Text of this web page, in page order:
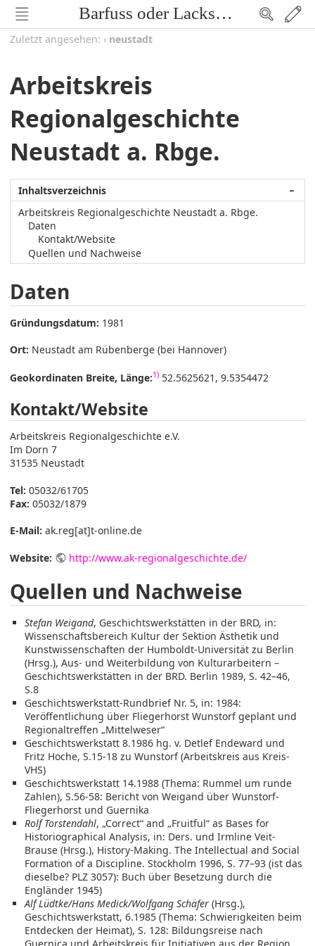
Barfuss oder Lackschuh
Zuletzt angesehen: › neustadt
Arbeitskreis
Regionalgeschichte
Neustadt a. Rbge.
−
Inhaltsverzeichnis
Arbeitskreis Regionalgeschichte Neustadt a. Rbge.
Daten
Kontakt/Website
Quellen und Nachweise
Daten
Gründungsdatum: 1981
Ort: Neustadt am Rübenberge (bei Hannover)
Geokordinaten Breite, Länge:1) 52.5625621, 9.5354472
Kontakt/Website
Arbeitskreis Regionalgeschichte e.V.
Im Dorn 7
31535 Neustadt
Tel: 05032/61705
Fax: 05032/1879
E-Mail: ak.reg[at]t-online.de
Website: http://www.ak-regionalgeschichte.de/
Quellen und Nachweise
Stefan Weigand, Geschichtswerkstätten in der BRD, in:
Wissenschaftsbereich Kultur der Sektion Ästhetik und
Kunstwissenschaften der Humboldt-Universität zu Berlin
(Hrsg.), Aus- und Weiterbildung von Kulturarbeitern –
Geschichtswerkstätten in der BRD. Berlin 1989, S. 42–46,
S.8
Geschichtswerkstatt-Rundbrief Nr. 5, in: 1984:
Veröffentlichung über Fliegerhorst Wunstorf geplant und
Regionaltreffen „Mittelweser“
Geschichtswerkstatt 8.1986 hg. v. Detlef Endeward und
Fritz Hoche, S.15-18 zu Wunstorf (Arbeitskreis aus Kreis-
VHS)
Geschichtswerkstatt 14.1988 (Thema: Rummel um runde
Zahlen), S.56-58: Bericht von Weigand über Wunstorf-
Fliegerhorst und Guernika
Rolf Torstendahl, „Correct“ and „Fruitful“ as Bases for
Historiographical Analysis, in: Ders. und Irmline Veit-
Brause (Hrsg.), History-Making. The Intellectual and Social
Formation of a Discipline. Stockholm 1996, S. 77–93 (ist das
dieselbe? PLZ 3057): Buch über Besetzung durch die
Engländer 1945)
Alf Lüdtke/Hans Medick/Wolfgang Schäfer (Hrsg.),
Geschichtswerkstatt, 6.1985 (Thema: Schwierigkeiten beim
Entdecken der Heimat), S. 128: Bildungsreise nach